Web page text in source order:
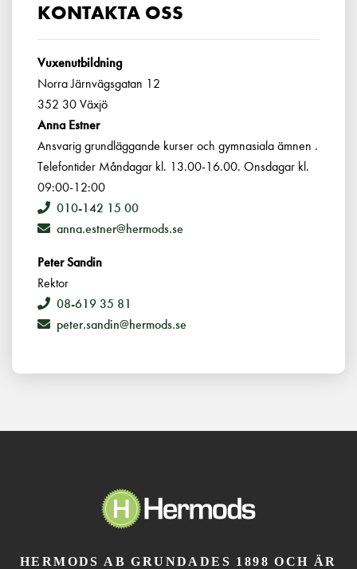
KONTAKTA OSS
Vuxenutbildning
Norra Järnvägsgatan 12
352 30 Växjö
Anna Estner
Ansvarig grundläggande kurser och gymnasiala ämnen .
Telefontider Måndagar kl. 13.00-16.00. Onsdagar kl.
09:00-12:00
010-142 15 00
anna.estner@hermods.se
Peter Sandin
Rektor
08-619 35 81
peter.sandin@hermods.se
HERMODS AB GRUNDADES 1898 OCH ÄR